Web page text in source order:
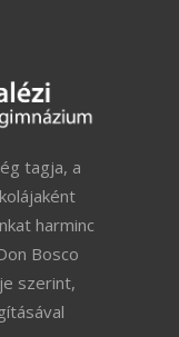
tagja, a
harminc
Bosco
szerint,